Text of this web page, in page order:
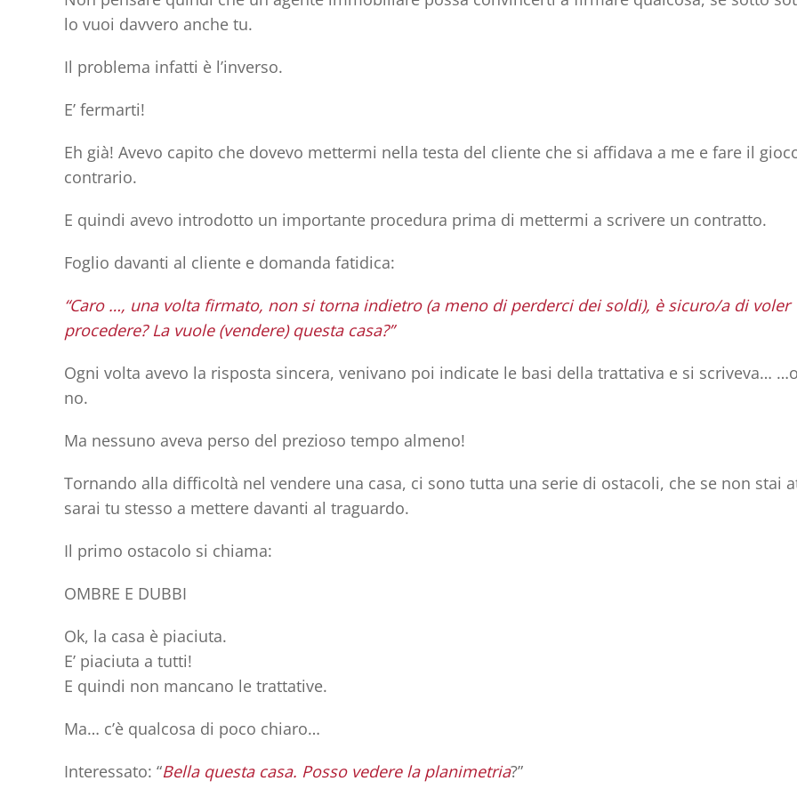
lo vuoi davvero anche tu.
Il problema infatti è l’inverso.
E’ fermarti!
Eh già! Avevo capito che dovevo mettermi nella testa del cliente che si affidava a me e fare il
contrario.
E quindi avevo introdotto un importante procedura prima di mettermi a scrivere un contratto.
Foglio davanti al cliente e domanda fatidica:
“Caro …, una volta firmato, non si torna indietro(a meno di perderci dei soldi), è sicuro/a di voler
procedere? La vuole (vendere) questa casa?”
Ogni volta avevo la risposta sincera, venivano poi indicate le basi della trattativa e si scriveva…
no.
Ma nessuno aveva perso del prezioso tempo almeno!
Tornando alla difficoltà nel vendere una casa, ci sono tutta una serie di ostacoli, che se non stai
sarai tu stesso a mettere davanti al traguardo.
Il primo ostacolo si chiama:
OMBRE E DUBBI
Ok, la casa è piaciuta.
E’ piaciuta a tutti!
E quindi non mancano le trattative.
Ma… c’è qualcosa di poco chiaro…
Interessato: “Bella questa casa. Posso vedere la planimetria?”